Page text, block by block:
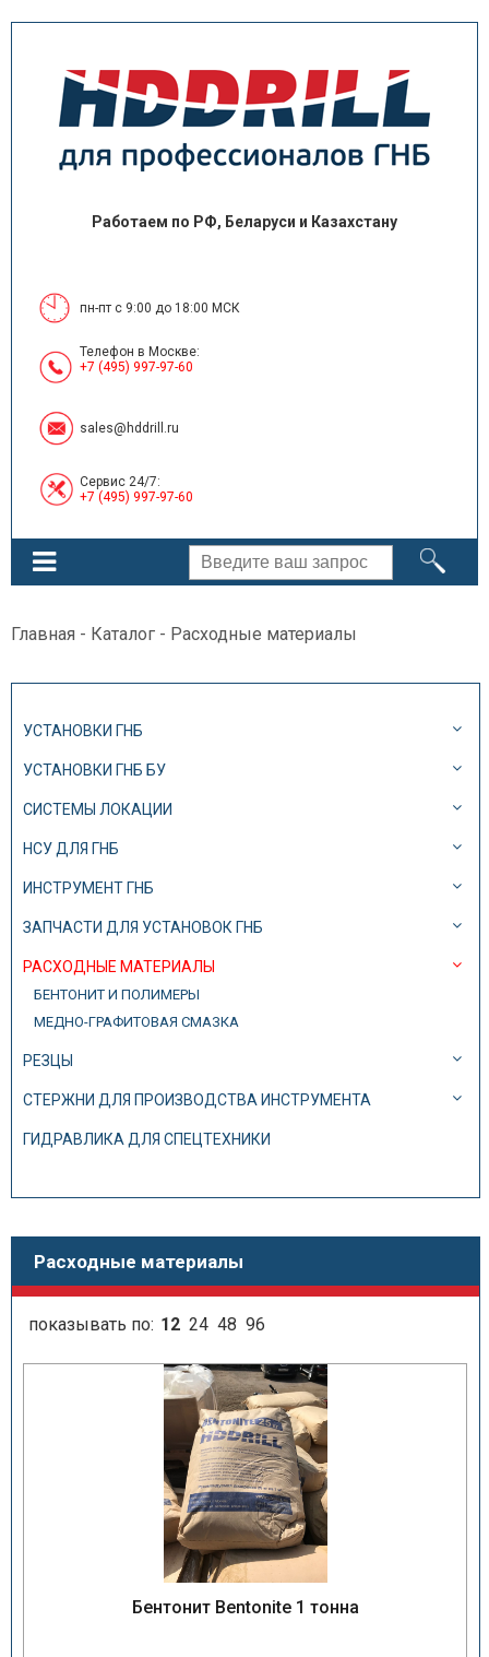
Работаем по РФ, Беларуси и Казахстану
пн-пт с 9:00 до 18:00 МСК
Телефон в Москве:
+7 (495) 997-97-60
sales@hddrill.ru
Сервис 24/7:
+7 (495) 997-97-60
Главная - Каталог - Расходные материалы
УСТАНОВКИ ГНБ
УСТАНОВКИ ГНБ БУ
СИСТЕМЫ ЛОКАЦИИ
НСУ ДЛЯ ГНБ
ИНСТРУМЕНТ ГНБ
ЗАПЧАСТИ ДЛЯ УСТАНОВОК ГНБ
РАСХОДНЫЕ МАТЕРИАЛЫ
БЕНТОНИТ И ПОЛИМЕРЫ
МЕДНО-ГРАФИТОВАЯ СМАЗКА
РЕЗЦЫ
СТЕРЖНИ ДЛЯ ПРОИЗВОДСТВА ИНСТРУМЕНТА
ГИДРАВЛИКА ДЛЯ СПЕЦТЕХНИКИ
Расходные материалы
показывать по: 12 24 48 96
Бентонит Bentonite 1 тонна